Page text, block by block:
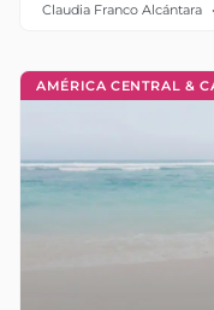
Claudia Franco Alcántara
AMÉRICA CENTRAL &